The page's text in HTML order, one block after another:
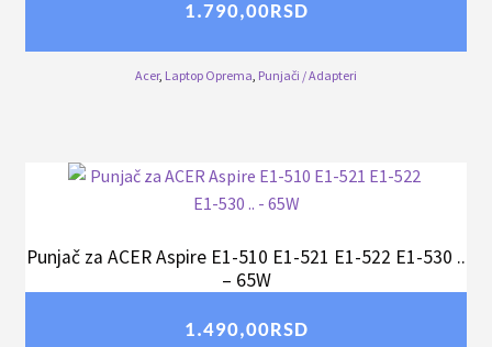
1.790,00RSD
Acer, Laptop Oprema, Punjači / Adapteri
Punjač za ACER Aspire E1-510 E1-521 E1-522 E1-530 ..
– 65W
1.490,00RSD